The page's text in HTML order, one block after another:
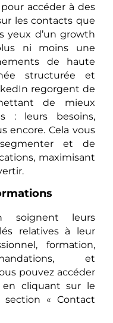
accéder à des
les contacts que
yeux d’un growth
ni moins une
de haute
structurée et
regorgent de
de mieux
: leurs besoins,
encore. Cela vous
et de
maximisant
soignent leurs
relatives à leur
formation,
et
pouvez accéder
en cliquant sur le
« Contact